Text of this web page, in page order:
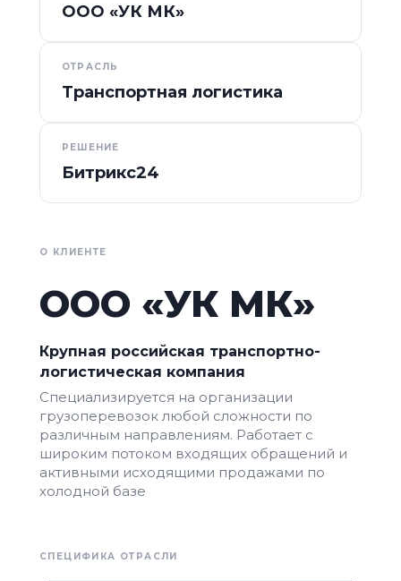
ООО «УК МК»
ОТРАСЛЬ
Транспортная логистика
РЕШЕНИЕ
Битрикс24
О КЛИЕНТЕ
ООО «УК МК»
Крупная российская транспортно-
логистическая компания
Специализируется на организации
грузоперевозок любой сложности по
различным направлениям. Работает с
широким потоком входящих обращений и
активными исходящими продажами по
холодной базе
СПЕЦИФИКА ОТРАСЛИ